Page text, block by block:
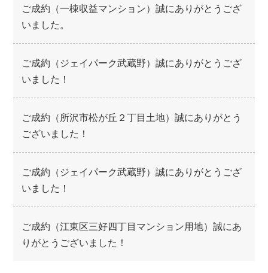
ご成約（一棟収益マンション）誠にありがとうござ
いました。
ご成約（ジェイパーク武蔵野）誠にありがとうござ
いました！
ご成約（所沢市松が丘２丁目土地）誠にありがとう
ございました！
ご成約（ジェイパーク武蔵野）誠にありがとうござ
いました！
ご成約（江東区三好四丁目マンション用地）誠にあ
りがとうございました！